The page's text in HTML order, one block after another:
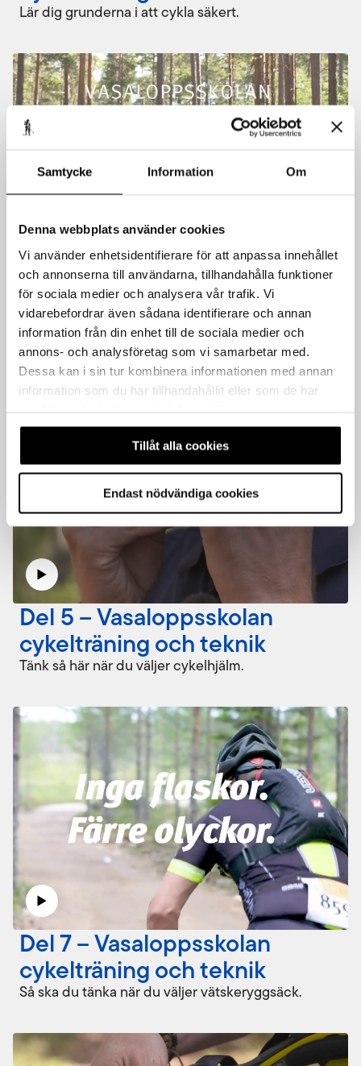
Samtycke Information Om
Denna webbplats använder cookies
Vi använder enhetsidentifierare för att anpassa innehållet
och annonserna till användarna, tillhandahålla funktioner
för sociala medier och analysera vår trafik. Vi
vidarebefordrar även sådana identifierare och annan
information från din enhet till de sociala medier och
annons- och analysföretag som vi samarbetar med.
Dessa kan i sin tur kombinera informationen med annan
information som du har tillhandahållit eller som de har
Tillåt alla cookies
Endast nödvändiga cookies
Lär dig grunderna i att cykla säkert.
Del 4 – Vasaloppsskolan
cykelträning och teknik
Konsten att välja rätt cykel.
Del 5 – Vasaloppsskolan
cykelträning och teknik
Tänk så här när du väljer cykelhjälm.
Del 7 – Vasaloppsskolan
cykelträning och teknik
Så ska du tänka när du väljer vätskeryggsäck.